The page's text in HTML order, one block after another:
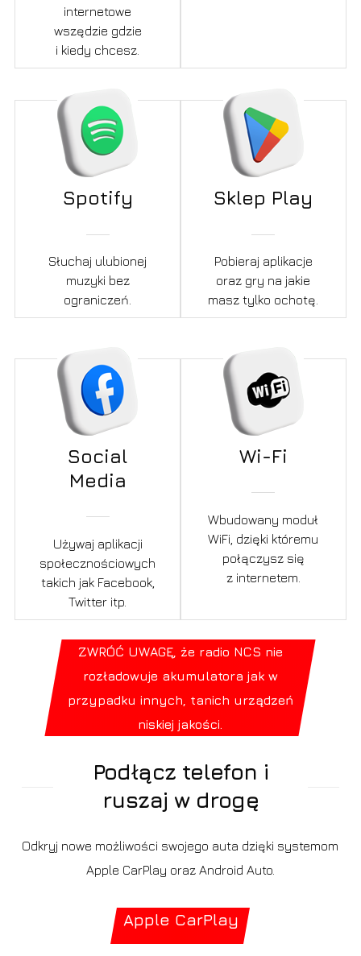
internetowe
wszędzie gdzie
i kiedy chcesz.
Spotify
Słuchaj ulubionej
muzyki bez
ograniczeń.
Sklep Play
Pobieraj aplikacje
oraz gry na jakie
masz tylko ochotę.
Social
Media
Używaj aplikacji
społecznościowych
takich jak Facebook,
Twitter itp.
Wi-Fi
Wbudowany moduł
WiFi, dzięki któremu
połączysz się
z internetem.
ZWRÓĆ UWAGĘ, że radio NCS nie
rozładowuje akumulatora jak w
przypadku innych, tanich urządzeń
niskiej jakości.
Podłącz telefon i
ruszaj w drogę
Odkryj nowe możliwości swojego auta dzięki systemom
Apple CarPlay oraz Android Auto.
Apple CarPlay